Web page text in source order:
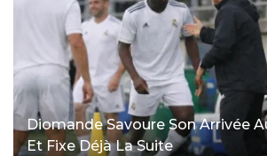
Diomande Savoure Son Arrivée
Et Fixe Déjà La Suite